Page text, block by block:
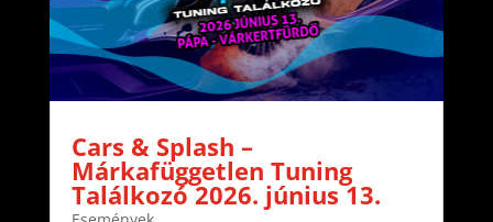
Cars & Splash –
Márkafüggetlen Tuning
Találkozó 2026. június 13.